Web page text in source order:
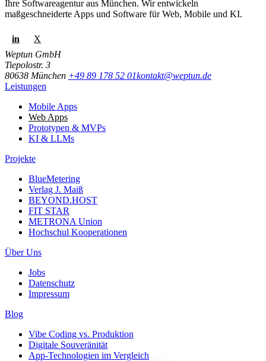
Ihre Softwareagentur aus München. Wir entwickeln
maßgeschneiderte Apps und Software für Web, Mobile und KI.
in
X
Weptun GmbH
Tiepolostr. 3
80638 München +49 89 178 52 01kontakt@weptun.de
Leistungen
Mobile Apps
Web Apps
Prototypen & MVPs
KI & LLMs
Projekte
BlueMetering
Verlag J. Maiß
BEYOND.HOST
FIT STAR
METRONA Union
Hochschul Kooperationen
Über Uns
Jobs
Datenschutz
Impressum
Blog
Vibe Coding vs. Produktion
Digitale Souveränität
App-Technologien im Vergleich